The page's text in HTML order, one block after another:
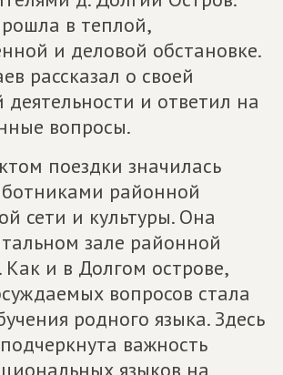
в теплой,
и деловой обстановке.
рассказал о своей
деятельности и ответил на
вопросы.
поездки значилась
районной
сети и культуры. Она
зале районной
Как и в Долгом острове,
вопросов стала
родного языка. Здесь
важность
языков на